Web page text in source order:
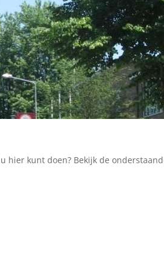
hier kunt doen? Bekijk de